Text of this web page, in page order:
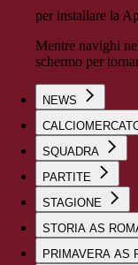
per installare la
Mentre navighi
schermo per
NEWS
SQUADRA
PARTITE
STAGIONE
STORIA AS
PRIMAVERA AS